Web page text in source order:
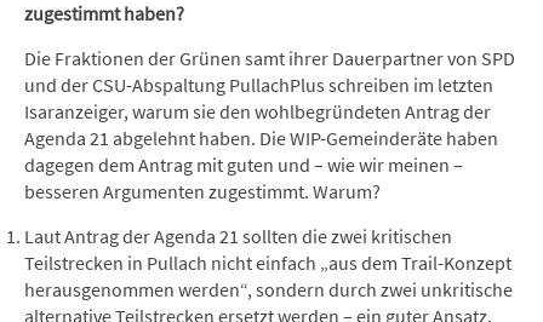
zugestimmt haben?
Die Fraktionen der Grünen samt ihrer Dauerpartner von SPD
und der CSU-Abspaltung PullachPlus schreiben im letzten
Isaranzeiger, warum sie den wohlbegründeten Antrag der
Agenda 21 abgelehnt haben. Die WIP-Gemeinderäte haben
dagegen dem Antrag mit guten und – wie wir meinen –
besseren Argumenten zugestimmt. Warum?
Laut Antrag der Agenda 21 sollten die zwei kritischen
Teilstrecken in Pullach nicht einfach „aus dem Trail-Konzept
herausgenommen werden“, sondern durch zwei unkritische
alternative Teilstrecken ersetzt werden – ein guter Ansatz.